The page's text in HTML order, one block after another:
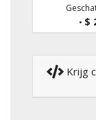
• $
Krijg